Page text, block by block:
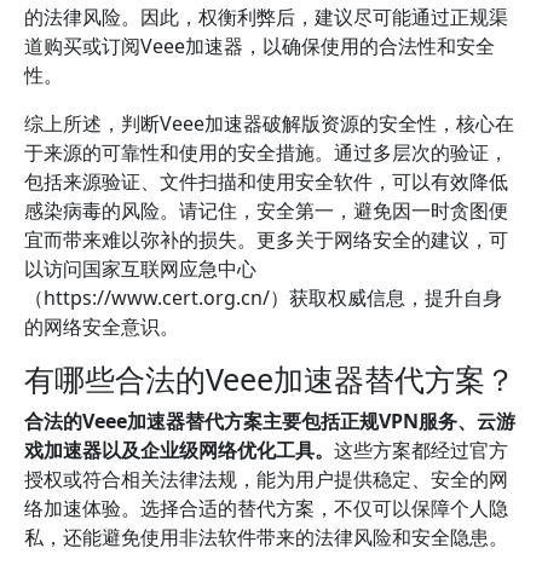
的法律风险。因此，权衡利弊后，建议尽可能通过正规渠
道购买或订阅Veee加速器，以确保使用的合法性和安全
性。
综上所述，判断Veee加速器破解版资源的安全性，核心在
于来源的可靠性和使用的安全措施。通过多层次的验证，
包括来源验证、文件扫描和使用安全软件，可以有效降低
感染病毒的风险。请记住，安全第一，避免因一时贪图便
宜而带来难以弥补的损失。更多关于网络安全的建议，可
以访问国家互联网应急中心
（https://www.cert.org.cn/）获取权威信息，提升自身
的网络安全意识。
有哪些合法的Veee加速器替代方案？
合法的Veee加速器替代方案主要包括正规VPN服务、云游
戏加速器以及企业级网络优化工具。 这些方案都经过官方
授权或符合相关法律法规，能为用户提供稳定、安全的网
络加速体验。选择合适的替代方案，不仅可以保障个人隐
私，还能避免使用非法软件带来的法律风险和安全隐患。